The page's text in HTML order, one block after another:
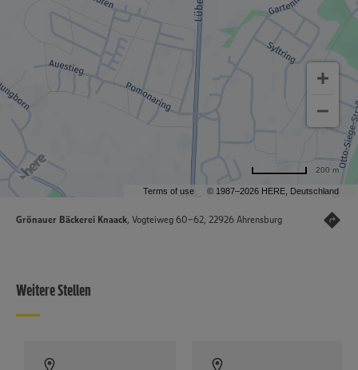
Terms of use © 1987–2026 HERE, Deutschland
200 m
Grönauer Bäckerei Knaack, Vogteiweg 60-62, 22926 Ahrensburg
Weitere Stellen